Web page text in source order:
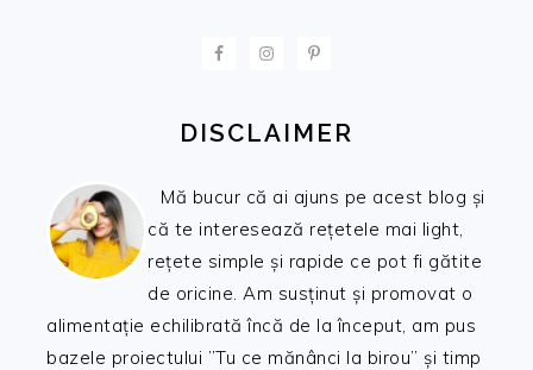
DISCLAIMER
Mă bucur că ai ajuns pe acest blog și
că te interesează rețetele mai light,
rețete simple și rapide ce pot fi gătite
de oricine. Am susținut și promovat o
alimentație echilibrată încă de la început, am pus
bazele proiectului ”Tu ce mănânci la birou” și timp